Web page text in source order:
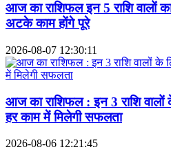
आज का राशिफल इन 5 राशि वालों
अटके काम होंगे पूरे
2026-08-07 12:30:11
आज का राशिफल : इन 3 राशि वालों
हर काम में मिलेगी सफलता
2026-08-06 12:21:45